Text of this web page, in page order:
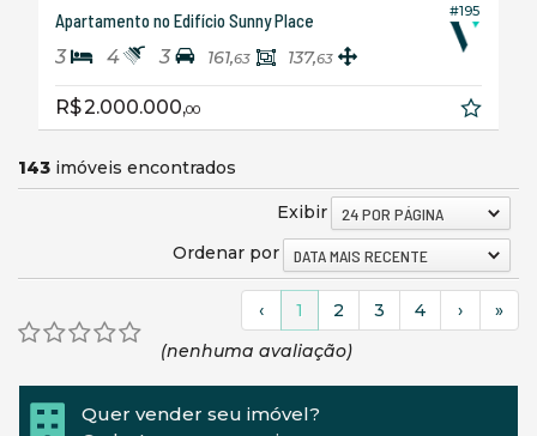
#195
Apartamento no Edifício Sunny Place
3 4 3 161,63 137,63
R$ 2.000.000,00
143 imóveis encontrados
Exibir 24 POR PÁGINA
Ordenar por DATA MAIS RECENTE
‹ 1 2 3 4 ›
»
(nenhuma avaliação)
Quer vender seu imóvel?